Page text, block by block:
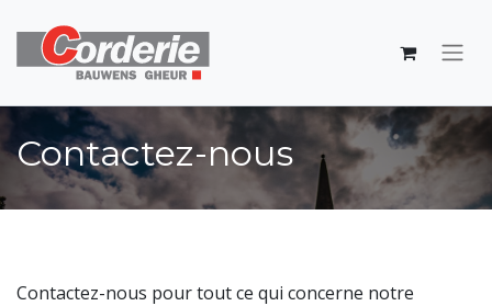
Contactez-nous
Contactez-nous pour tout ce qui concerne notre